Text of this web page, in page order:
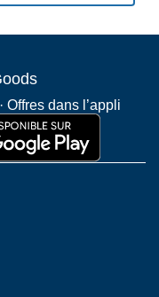
Offres dans l’appli